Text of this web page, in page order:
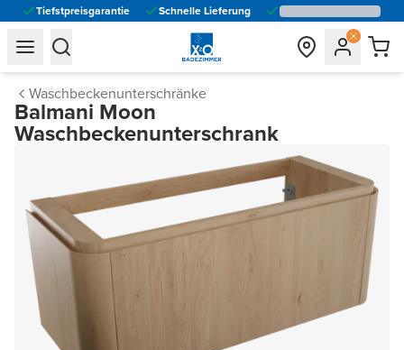
Tiefstpreisgarantie Schnelle Lieferung
general.navigation.toggle_menu.label
general.navigation.toggle_menu.label
Waschbeckenunterschränke
Balmani Moon
Waschbeckenunterschrank